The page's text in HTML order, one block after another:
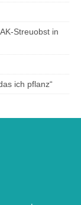
Streuobst in
ich pflanz“